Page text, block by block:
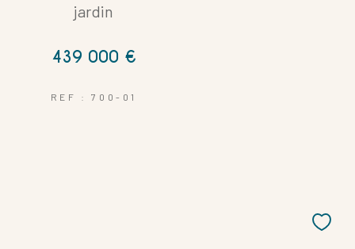
jardin
439 000 €
REF : 700-01